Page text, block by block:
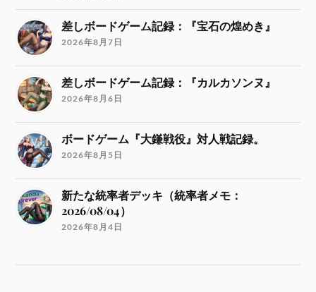
差しボードゲーム記録：『宝石の煌めき』
2026年8月7日
差しボードゲーム記録：『カルカソンヌ』
2026年8月6日
ボードゲーム『大鎌戦役』対人戦記録。
2026年8月5日
新たな統率者デッキ（統率者メモ：
2026/08/04）
2026年8月4日